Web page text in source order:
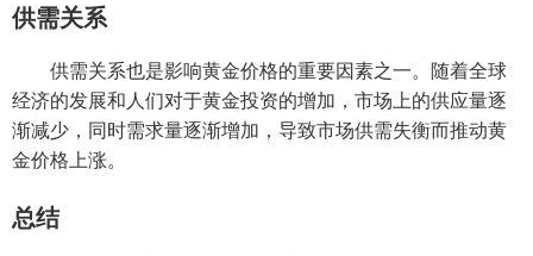
供需关系
供需关系也是影响黄金价格的重要因素之一。随着全球
经济的发展和人们对于黄金投资的增加，市场上的供应量逐
渐减少，同时需求量逐渐增加，导致市场供需失衡而推动黄
金价格上涨。
总结